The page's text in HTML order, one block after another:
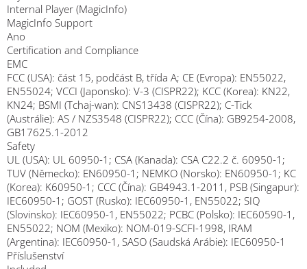
Internal Player (MagicInfo)
MagicInfo Support
Ano
Certification and Compliance
EMC
FCC (USA): část 15, podčást B, třída A; CE (Evropa): EN55022,
EN55024; VCCI (Japonsko): V-3 (CISPR22); KCC (Korea): KN22,
KN24; BSMI (Tchaj-wan): CNS13438 (CISPR22); C-Tick
(Austrálie): AS / NZS3548 (CISPR22); CCC (Čína): GB9254-2008,
GB17625.1-2012
Safety
UL (USA): UL 60950-1; CSA (Kanada): CSA C22.2 č. 60950-1;
TUV (Německo): EN60950-1; NEMKO (Norsko): EN60950-1; KC
(Korea): K60950-1; CCC (Čína): GB4943.1-2011, PSB (Singapur):
IEC60950-1; GOST (Rusko): IEC60950-1, EN55022; SIQ
(Slovinsko): IEC60950-1, EN55022; PCBC (Polsko): IEC60590-1,
EN55022; NOM (Mexiko): NOM-019-SCFI-1998, IRAM
(Argentina): IEC60950-1, SASO (Saudská Arábie): IEC60950-1
Příslušenství